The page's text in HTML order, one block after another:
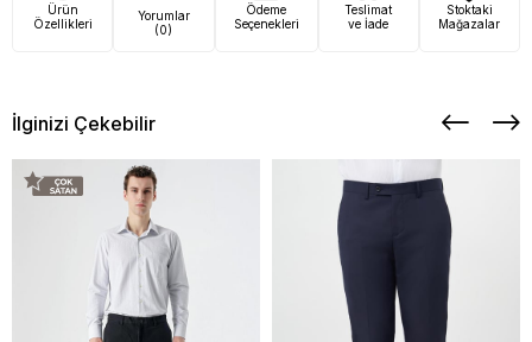
Ürün
Özellikleri
Yorumlar
(0)
Ödeme
Seçenekleri
Teslimat
ve İade
Stoktaki
Mağazalar
İlginizi Çekebilir